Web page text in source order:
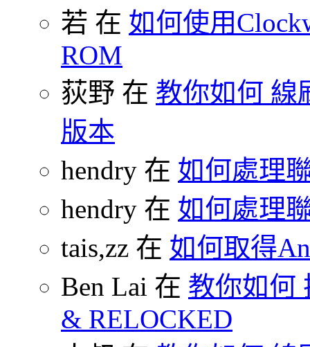
若 在 如何使用
ROM
荻野 在 教你如何 線
版本
hendry 在 如何處理
hendry 在 如何處理
tais,zz 在 如何取得
Ben Lai 在 教你如何
& RELOCKED